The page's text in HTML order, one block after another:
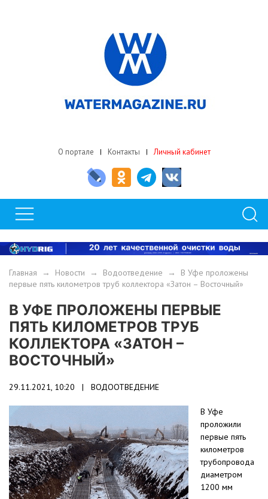
О портале Контакты Личный кабинет
Главная → Новости → Водоотведение → В Уфе проложены
первые пять километров труб коллектора «Затон – Восточный»
В УФЕ ПРОЛОЖЕНЫ ПЕРВЫЕ
ПЯТЬ КИЛОМЕТРОВ ТРУБ
КОЛЛЕКТОРА «ЗАТОН –
ВОСТОЧНЫЙ»
29.11.2021, 10:20 | ВОДООТВЕДЕНИЕ
В Уфе
проложили
первые пять
километров
трубопровода
диаметром
1200 мм